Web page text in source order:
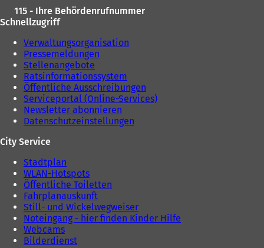
115 - Ihre Behördenrufnummer
Schnellzugriff
Verwaltungsorganisation
Pressemeldungen
Stellenangebote
Ratsinformationssystem
Öffentliche Ausschreibungen
Serviceportal (Online-Services)
Newsletter abonnieren
Datenschutzeinstellungen
City Service
Stadtplan
WLAN-Hotspots
Öffentliche Toiletten
Fahrplanauskunft
Still- und Wickelwegweiser
Noteingang - hier finden Kinder Hilfe
Webcams
Bilderdienst